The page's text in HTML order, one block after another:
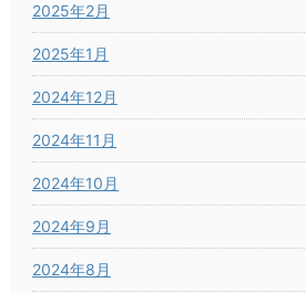
2025年2月
2025年1月
2024年12月
2024年11月
2024年10月
2024年9月
2024年8月